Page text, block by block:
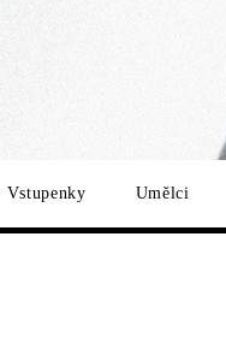
Vstupenky Umělci